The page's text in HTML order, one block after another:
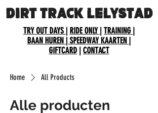
DIRT TRACK LELYSTAD
TRY OUT DAYS RIDE ONLY TRAINING
BAAN HUREN
| SPEEDWAY KAARTEN
GIFTCARD CONTACT
Home All Products
Alle producten